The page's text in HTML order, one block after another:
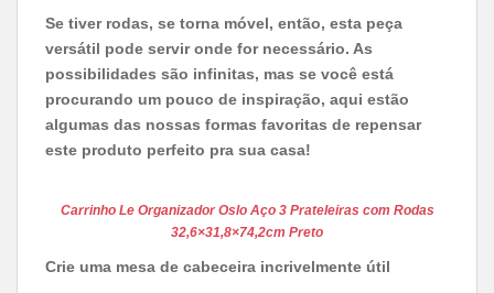
Se tiver rodas, se torna móvel, então, esta peça
versátil pode servir onde for necessário. As
possibilidades são infinitas, mas se você está
procurando um pouco de inspiração, aqui estão
algumas das nossas formas favoritas de repensar
este produto perfeito pra sua casa!
Carrinho Le Organizador Oslo Aço 3 Prateleiras com Rodas
32,6×31,8×74,2cm Preto
Crie uma mesa de cabeceira incrivelmente útil